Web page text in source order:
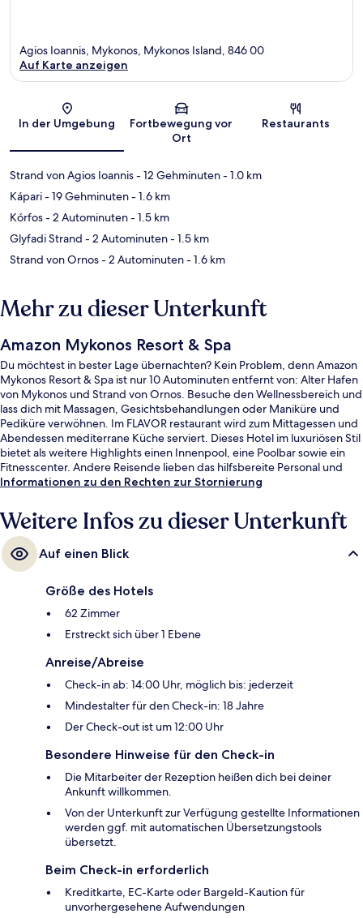
Karte
Agios Ioannis, Mykonos, Mykonos Island, 846 00
Auf Karte anzeigen
In der Umgebung
Fortbewegung vor
Ort
Restaurants
Strand von Agios Ioannis- 12 Gehminuten- 1.0 km
Kápari- 19 Gehminuten- 1.6 km
Kórfos- 2 Autominuten- 1.5 km
Glyfadi Strand - 2 Autominuten- 1.5 km
Strand von Ornos- 2 Autominuten- 1.6 km
Mehr zu dieser Unterkunft
Amazon Mykonos Resort & Spa
Du möchtest in bester Lage übernachten? Kein Problem, denn Amazon
Mykonos Resort & Spa ist nur 10 Autominuten entfernt von: Alter Hafen
von Mykonos und Strand von Ornos. Besuche den Wellnessbereich und
lass dich mit Massagen, Gesichtsbehandlungen oder Maniküre und
Pediküre verwöhnen. Im FLAVOR restaurant wird zum Mittagessen und
Abendessen mediterrane Küche serviert. Dieses Hotel im luxuriösen Stil
bietet als weitere Highlights einen Innenpool, eine Poolbar sowie ein
Fitnesscenter. Andere Reisende lieben das hilfsbereite Personal und
den Allgemeinzustand.
Informationen zu den Rechten zur Stornierung
Weitere Infos zu dieser Unterkunft
Auf einen Blick
Größe des Hotels
62 Zimmer
Erstreckt sich über 1 Ebene
Anreise/Abreise
Check-in ab: 14:00 Uhr, möglich bis: jederzeit
Mindestalter für den Check-in: 18 Jahre
Der Check-out ist um 12:00 Uhr
Besondere Hinweise für den Check-in
Die Mitarbeiter der Rezeption heißen dich bei deiner
Ankunft willkommen.
Von der Unterkunft zur Verfügung gestellte Informationen
werden ggf. mit automatischen Übersetzungstools
übersetzt.
Beim Check-in erforderlich
Kreditkarte, EC-Karte oder Bargeld-Kaution für
unvorhergesehene Aufwendungen